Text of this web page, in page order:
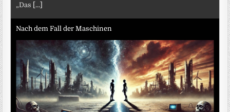
„Das [...]
Nach dem Fall der Maschinen